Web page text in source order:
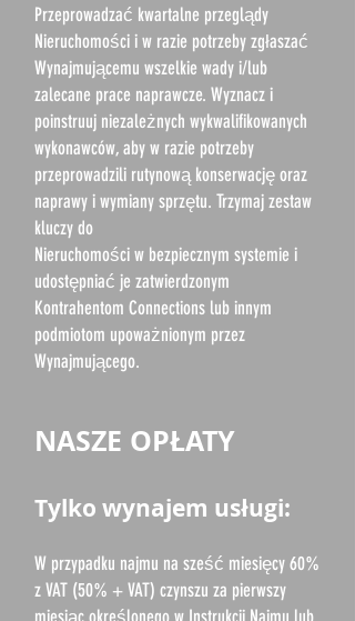
Przeprowadzać kwartalne przeglądy
Nieruchomości i w razie potrzeby zgłaszać
Wynajmującemu wszelkie wady i/lub
zalecane prace naprawcze. Wyznacz i
poinstruuj niezależnych wykwalifikowanych
wykonawców, aby w razie potrzeby
przeprowadzili rutynową konserwację oraz
naprawy i wymiany sprzętu. Trzymaj zestaw
kluczy do
Nieruchomości w bezpiecznym systemie i
udostępniać je zatwierdzonym
Kontrahentom Connections lub innym
podmiotom upoważnionym przez
Wynajmującego.
NASZE OPŁATY
Tylko wynajem usługi:
W przypadku najmu na sześć miesięcy 60%
z VAT (50% + VAT) czynszu za pierwszy
miesiąc określonego w Instrukcji Najmu lub